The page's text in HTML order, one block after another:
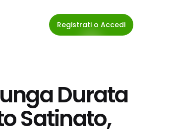
Registrati o Accedi
Durata
Satinato,